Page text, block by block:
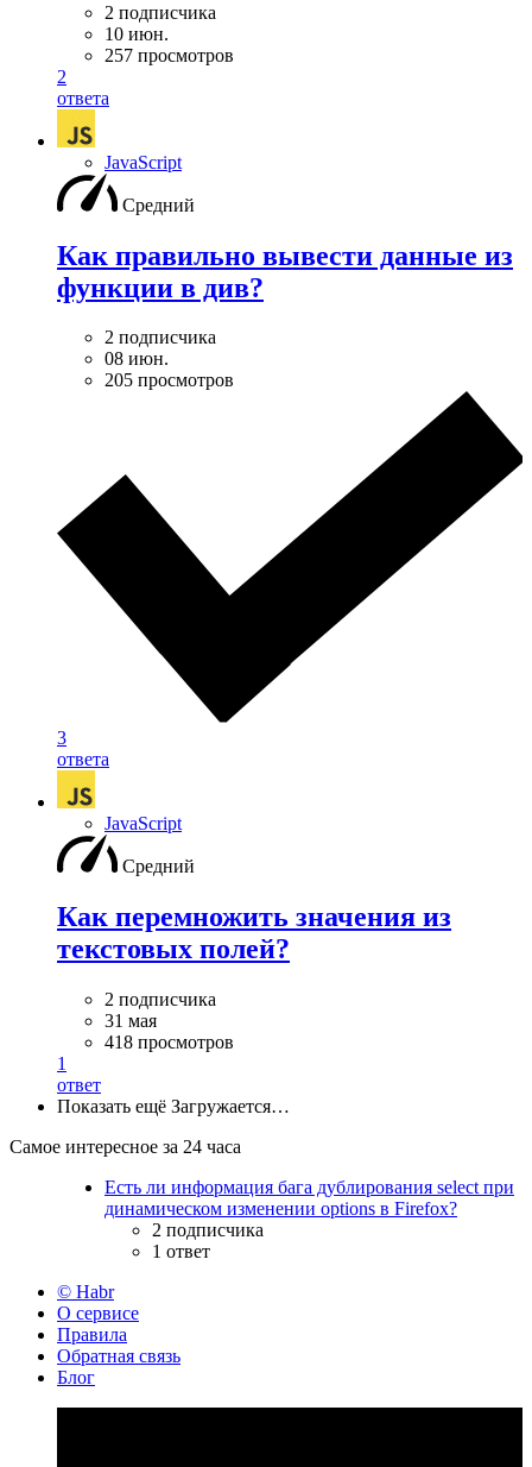
2 подписчика
10 июн.
257 просмотров
2
ответа
JavaScript
Средний
Как правильно вывести данные из
функции в див?
2 подписчика
08 июн.
205 просмотров
3
ответа
JavaScript
Средний
Как перемножить значения из
текстовых полей?
2 подписчика
31 мая
418 просмотров
1
ответ
Показать ещё Загружается…
Самое интересное за 24 часа
Есть ли информация бага дублирования select при
динамическом изменении options в Firefox?
2 подписчика
1 ответ
© Habr
О сервисе
Правила
Обратная связь
Блог